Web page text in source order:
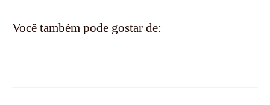
Você também pode gostar de: